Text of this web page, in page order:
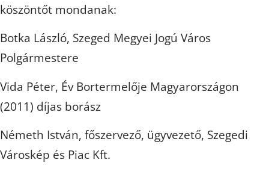
köszöntőt mondanak:
Botka László, Szeged Megyei Jogú Város
Polgármestere
Vida Péter, Év Bortermelője Magyarországon
(2011) díjas borász
Németh István, főszervező, ügyvezető, Szegedi
Városkép és Piac Kft.